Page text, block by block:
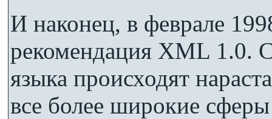
И наконец, в феврале
рекомендация XML 1.0.
языка происходят
все более широкие